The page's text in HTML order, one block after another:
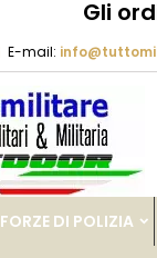
Gli
E-mail:
FORZE DI POLIZIA